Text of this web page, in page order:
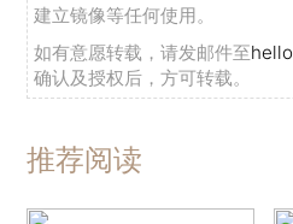
建立镜像等任何使用。
如有意愿转载，请发邮件至
确认及授权后，方可转载。
推荐阅读